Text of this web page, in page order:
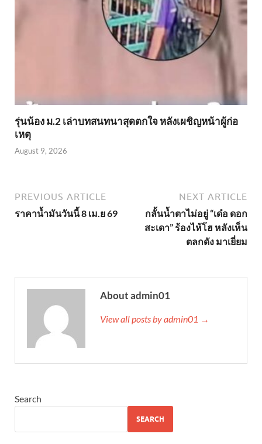
รุ่นน้อง ม.2 เล่าบทสนทนาสุดตกใจ หลังเผชิญหน้าผู้ก่อ
เหตุ
August 9, 2026
PREVIOUS ARTICLE
ราคาน้ำมันวันนี้ 8 เม.ย 69
NEXT ARTICLE
กลั้นน้ำตาไม่อยู่ “เด๋อ ดอก
สะเดา” ร้องไห้โฮ หลังเห็น
ตลกดัง มาเยี่ยม
About admin01
View all posts by admin01 →
Search
SEARCH